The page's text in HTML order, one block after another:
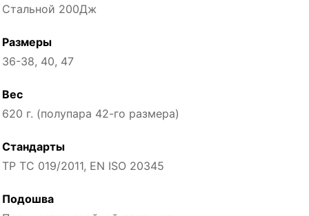
Стальной 200Дж
Размеры
36-38, 40, 47
Вес
620 г. (полупара 42-го размера)
Стандарты
ТР ТС 019/2011, EN ISO 20345
Подошва